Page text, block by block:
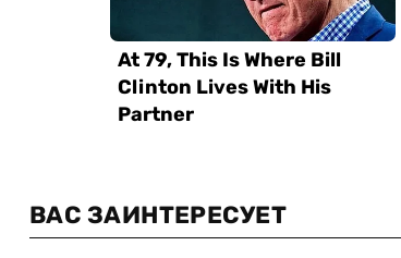
ВАС ЗАИНТЕРЕСУЕТ